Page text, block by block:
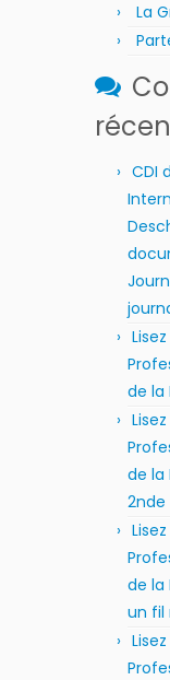
La
CDI
de la
de la
2nde
de la
un fil